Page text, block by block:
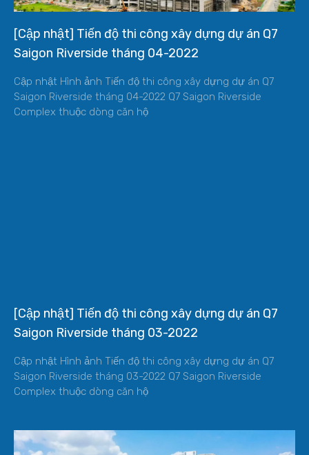
[Cập nhật] Tiến độ thi công xây dựng dự án Q7
Saigon Riverside tháng 04-2022
Cập nhật Hình ảnh Tiến độ thi công xây dựng dự án Q7
Saigon Riverside tháng 04-2022 Q7 Saigon Riverside
Complex thuộc dòng căn hộ
[Cập nhật] Tiến độ thi công xây dựng dự án Q7
Saigon Riverside tháng 03-2022
Cập nhật Hình ảnh Tiến độ thi công xây dựng dự án Q7
Saigon Riverside tháng 03-2022 Q7 Saigon Riverside
Complex thuộc dòng căn hộ